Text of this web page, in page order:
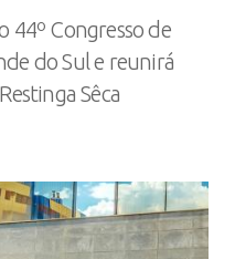
44º Congresso de
do Sul e reunirá
Sêca